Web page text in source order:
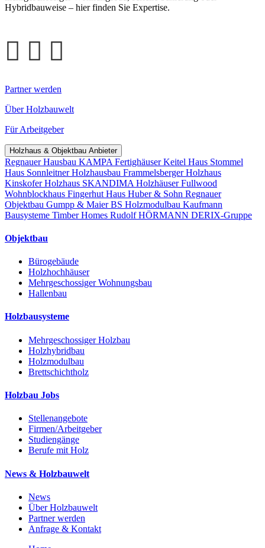
Hybridbauweise – hier finden Sie Expertise.
Partner werden
Über Holzbauwelt
Für Arbeitgeber
Holzhaus & Objektbau Anbieter
Regnauer Hausbau KAMPA FertighäuserKeitel Haus Stommel
Haus Sonnleitner Holzhausbau Frammelsberger Holzhaus
Kinskofer Holzhaus SKANDIMA HolzhäuserFullwood
Wohnblockhaus Fingerhut Haus Huber & Sohn Regnauer
Objektbau Gumpp & MaierBS Holzmodulbau Kaufmann
Bausysteme Timber Homes Rudolf HÖRMANN DERIX-Gruppe
Objektbau
Bürogebäude
Holzhochhäuser
Mehrgeschossiger Wohnungsbau
Hallenbau
Holzbausysteme
Mehrgeschossiger Holzbau
Holzhybridbau
Holzmodulbau
Brettschichtholz
Holzbau Jobs
Stellenangebote
Firmen/Arbeitgeber
Studiengänge
Berufe mit Holz
News & Holzbauwelt
News
Über Holzbauwelt
Partner werden
Anfrage & Kontakt